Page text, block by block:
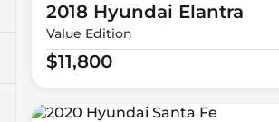
2018 Hyundai Elantra
Value Edition
$11,800